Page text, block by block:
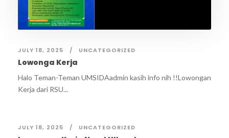
JULY 18, 2025 UNCATEGORIZED
Lowonga Kerja
Halo Teman-Teman UMSIDAadmin kasih info nih !!Lowongan
Kerja dari RSU...
JULY 18, 2025 UNCATEGORIZED